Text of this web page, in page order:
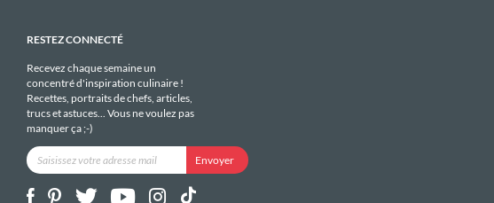
RESTEZ CONNECTÉ
Recevez chaque semaine un
concentré d'inspiration culinaire !
Recettes, portraits de chefs, articles,
trucs et astuces... Vous ne voulez pas
manquer ça ;-)